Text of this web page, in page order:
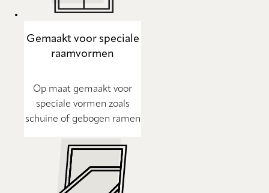
Gemaakt voor speciale
raamvormen
Op maat gemaakt voor
speciale vormen zoals
schuine of gebogen ramen